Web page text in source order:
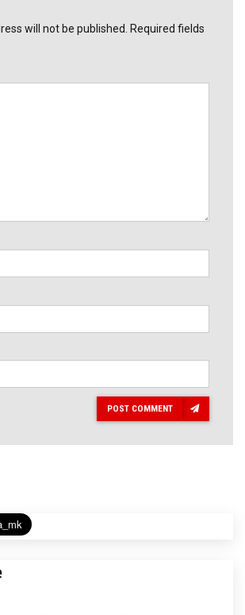
will not be published. Required fields
POST COMMENT